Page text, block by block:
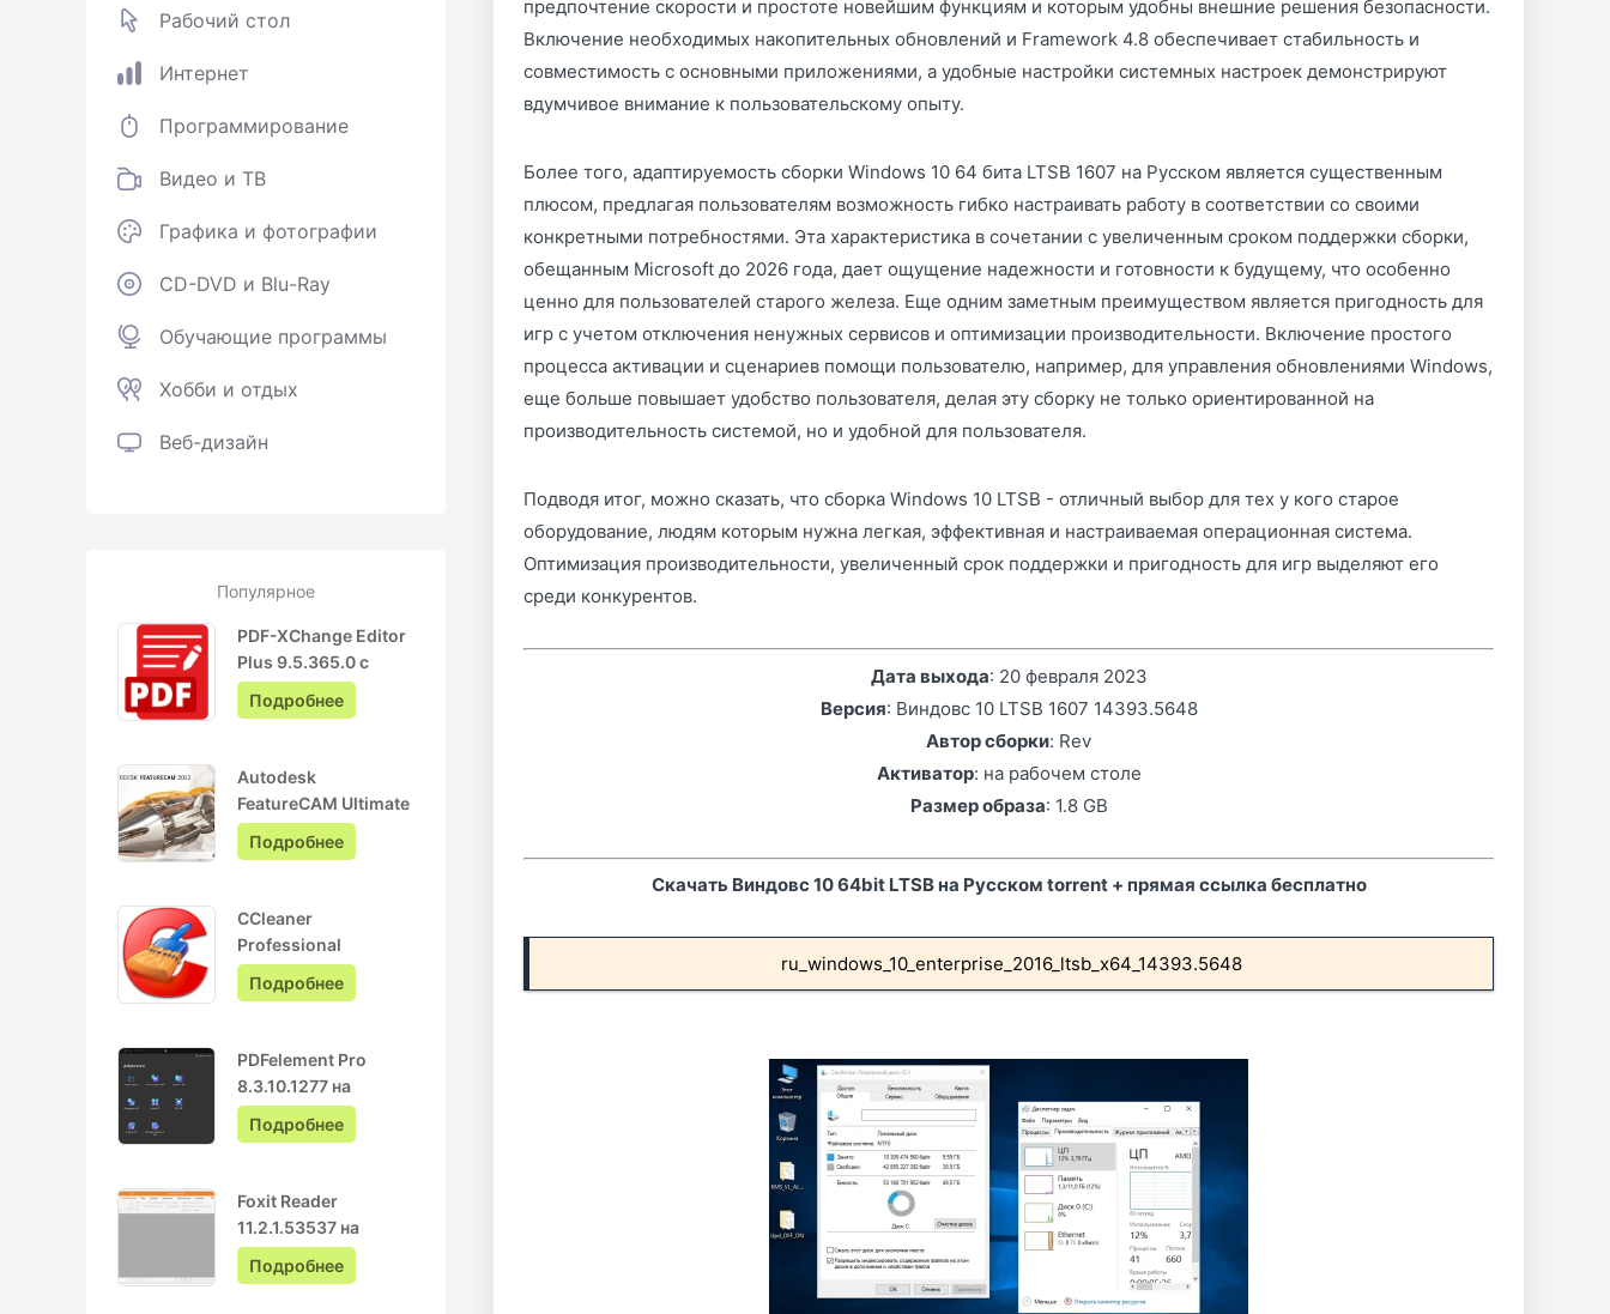
Рабочий стол
Интернет
Программирование
Видео и ТВ
Графика и фотографии
CD-DVD и Blu-Ray
Обучающие программы
Хобби и отдых
Веб-дизайн
Популярное
PDF-XChange Editor
Plus 9.5.365.0 с
ключом лицензии +
Pro на Русском
Подробнее
Autodesk
FeatureCAM Ultimate
2022.0.3 + crack
Подробнее
CCleaner
Professional
6.05.10110 + ключ
активации + Repack
Подробнее
PDFelement Pro
8.3.10.1277 на
Русском с ключом
Подробнее
Foxit Reader
11.2.1.53537 на
Русском
Подробнее
предпочтение скорости и простоте новейшим функциям и которым удобны внешние решения безопасности.
Включение необходимых накопительных обновлений и Framework 4.8 обеспечивает стабильность и
совместимость с основными приложениями, а удобные настройки системных настроек демонстрируют
вдумчивое внимание к пользовательскому опыту.
Более того, адаптируемость сборки Windows 10 64 бита LTSB 1607 на Русском является существенным
плюсом, предлагая пользователям возможность гибко настраивать работу в соответствии со своими
конкретными потребностями. Эта характеристика в сочетании с увеличенным сроком поддержки сборки,
обещанным Microsoft до 2026 года, дает ощущение надежности и готовности к будущему, что особенно
ценно для пользователей старого железа. Еще одним заметным преимуществом является пригодность для
игр с учетом отключения ненужных сервисов и оптимизации производительности. Включение простого
процесса активации и сценариев помощи пользователю, например, для управления обновлениями Windows,
еще больше повышает удобство пользователя, делая эту сборку не только ориентированной на
производительность системой, но и удобной для пользователя.
Подводя итог, можно сказать, что сборка Windows 10 LTSB - отличный выбор для тех у кого старое
оборудование, людям которым нужна легкая, эффективная и настраиваемая операционная система.
Оптимизация производительности, увеличенный срок поддержки и пригодность для игр выделяют его
среди конкурентов.
Дата выхода: 20 февраля 2023
Версия: Виндовс 10 LTSB 1607 14393.5648
Автор сборки: Rev
Активатор: на рабочем столе
Размер образа: 1.8 GB
Скачать Виндовс 10 64bit LTSB на Русском torrent + прямая ссылка бесплатно
ru_windows_10_enterprise_2016_ltsb_x64_14393.5648